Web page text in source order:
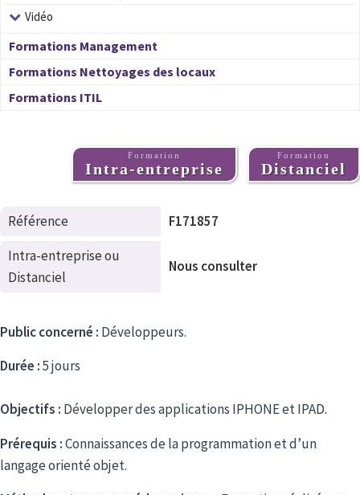
Vidéo
Formations Management
Formations Nettoyages des locaux
Formations ITIL
Formation
Intra-entreprise
Formation
Distanciel
Référence
F171857
Intra-entreprise ou
Distanciel
Nous consulter
Public concerné : Développeurs.
Durée :5 jours
Objectifs : Développer des applications IPHONE et IPAD.
Prérequis :Connaissances de la programmation et d’un
langage orienté objet.